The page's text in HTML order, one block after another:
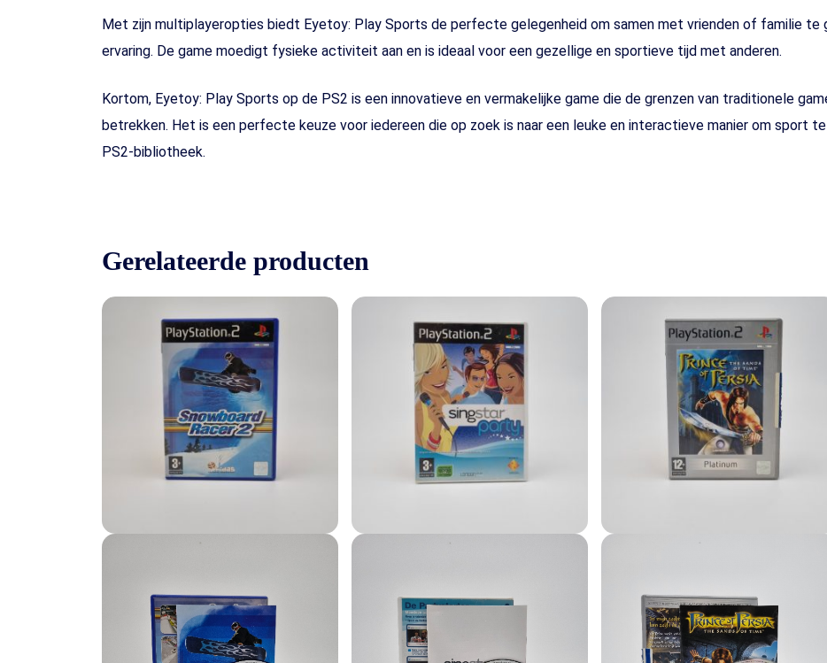
Met zijn multiplayeropties biedt Eyetoy: Play Sports de perfecte gelegenheid om samen met vrienden of familie
ervaring. De game moedigt fysieke activiteit aan en is ideaal voor een gezellige en sportieve tijd met anderen.
Kortom, Eyetoy: Play Sports op de PS2 is een innovatieve en vermakelijke game die de grenzen van traditionele
betrekken. Het is een perfecte keuze voor iedereen die op zoek is naar een leuke en interactieve manier om sport te
PS2-bibliotheek.
Gerelateerde producten